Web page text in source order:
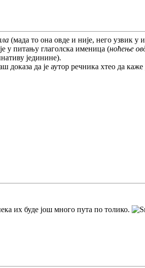
(мада то она овде и није, него узвик у
у питању глаголска именица (ноћење
јединине).
доказа да је аутор речника хтео да
их буде још много пута по толико.